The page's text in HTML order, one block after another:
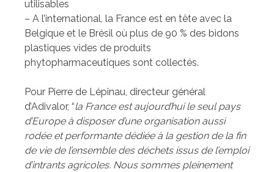
utilisables
– A l’international, la France est en tête avec la
Belgique et le Brésil où plus de 90 % des bidons
plastiques vides de produits
phytopharmaceutiques sont collectés.
Pour Pierre de Lépinau, directeur général
d’Adivalor, “la France est aujourd’hui le seul pays
d’Europe à disposer d’une organisation aussi
rodée et performante dédiée à la gestion de la fin
de vie de l’ensemble des déchets issus de l’emploi
d’intrants agricoles. Nous sommes pleinement